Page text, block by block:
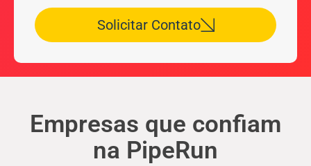
Solicitar Contato
Empresas que confiam
na PipeRun